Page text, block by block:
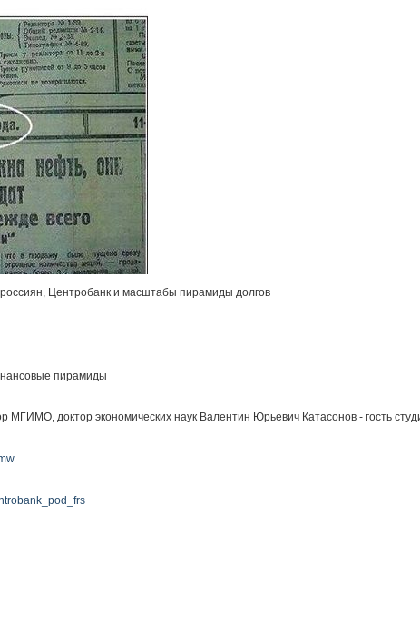
Центробанк и масштабы пирамиды долгов
пирамиды
доктор экономических наук Валентин Юрьевич Катасонов - гость